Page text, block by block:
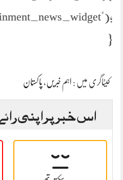
}
کیٹاگری میں : اہم خبریں ، پاکستان
اس خبر پر اپنی